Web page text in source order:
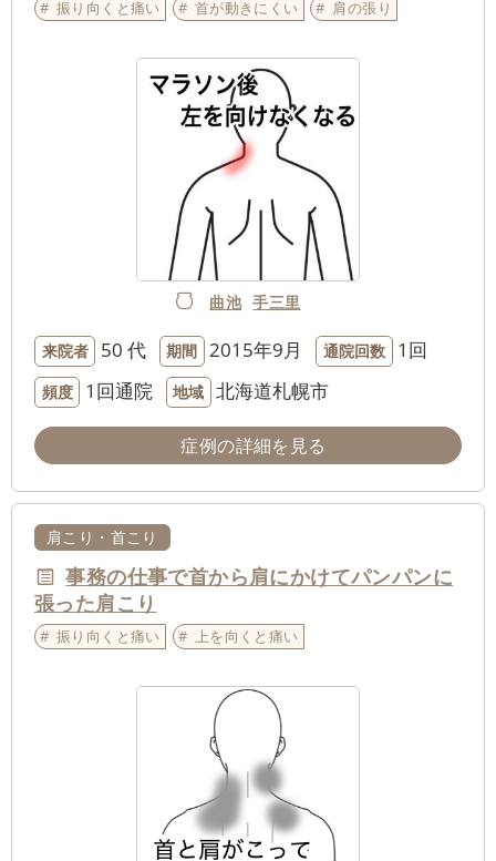
振り向くと痛い 首が動きにくい 肩の張り
曲池 手三里
来院者 50 代 期間 2015年9月 通院回数 1回
頻度 1回通院 地域 北海道札幌市
症例の詳細を見る
肩こり・首こり
事務の仕事で首から肩にかけてパンパンに
張った肩こり
振り向くと痛い 上を向くと痛い